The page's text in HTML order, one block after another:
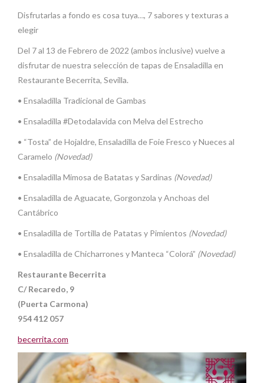
Disfrutarlas a fondo es cosa tuya…, 7 sabores y texturas a
elegir
Del 7 al 13 de Febrero de 2022 (ambos inclusive) vuelve a
disfrutar de nuestra selección de tapas de Ensaladilla en
Restaurante Becerrita, Sevilla.
• Ensaladilla Tradicional de Gambas
• Ensaladilla #Detodalavida con Melva del Estrecho
• “Tosta” de Hojaldre, Ensaladilla de Foie Fresco y Nueces al
Caramelo (Novedad)
• Ensaladilla Mimosa de Batatas y Sardinas (Novedad)
• Ensaladilla de Aguacate, Gorgonzola y Anchoas del
Cantábrico
• Ensaladilla de Tortilla de Patatas y Pimientos (Novedad)
• Ensaladilla de Chicharrones y Manteca “Colorá” (Novedad)
Restaurante Becerrita
C/ Recaredo, 9
(Puerta Carmona)
954 412 057
becerrita.com